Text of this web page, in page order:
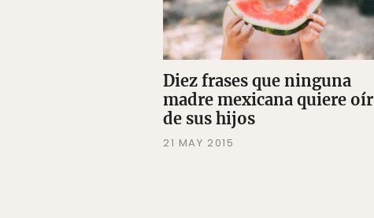
Diez frases que ninguna
madre mexicana quiere oír
de sus hijos
21 MAY 2015